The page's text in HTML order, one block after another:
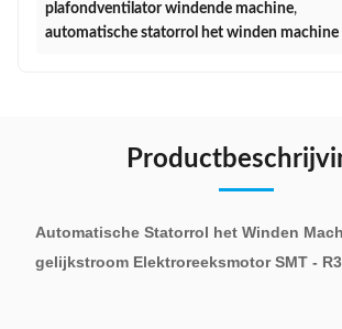
plafondventilator windende machine,
automatische statorrol het winden machine
Automatische Statorrol het Winden
gelijkstroom Elektroreeksmotor SMT -